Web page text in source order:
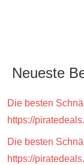
Neueste
Die besten
https://
Die besten
https://